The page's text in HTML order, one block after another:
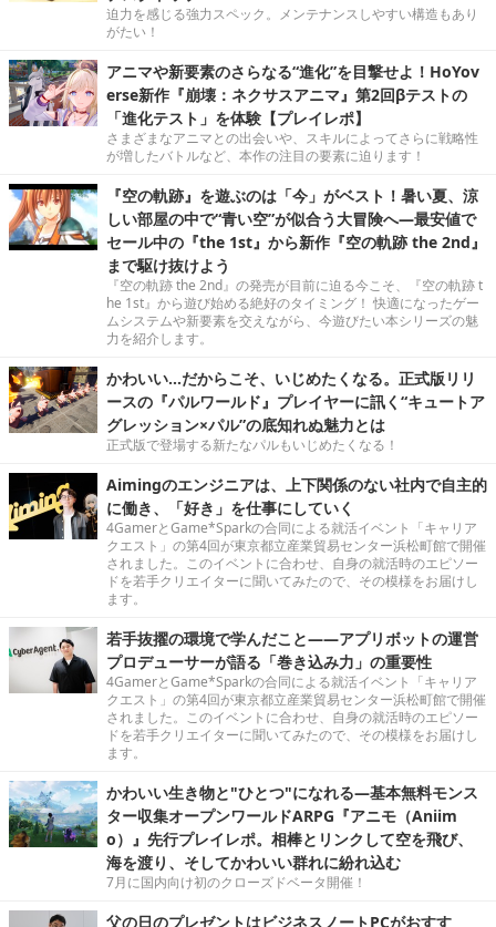
迫力を感じる強力スペック。メンテナンスしやすい構造もあり
がたい！
アニマや新要素のさらなる“進化”を目撃せよ！HoYov
erse新作『崩壊：ネクサスアニマ』第2回βテストの
「進化テスト」を体験【プレイレポ】
さまざまなアニマとの出会いや、スキルによってさらに戦略性
が増したバトルなど、本作の注目の要素に迫ります！
『空の軌跡』を遊ぶのは「今」がベスト！暑い夏、涼
しい部屋の中で“青い空”が似合う大冒険へ―最安値で
セール中の『the 1st』から新作『空の軌跡 the 2nd』
まで駆け抜けよう
『空の軌跡 the 2nd』の発売が目前に迫る今こそ、『空の軌跡 t
he 1st』から遊び始める絶好のタイミング！ 快適になったゲー
ムシステムや新要素を交えながら、今遊びたい本シリーズの魅
力を紹介します。
かわいい…だからこそ、いじめたくなる。正式版リリ
ースの『パルワールド』プレイヤーに訊く“キュートア
グレッション×パル”の底知れぬ魅力とは
正式版で登場する新たなパルもいじめたくなる！
Aimingのエンジニアは、上下関係のない社内で自主的
に働き、「好き」を仕事にしていく
4GamerとGame*Sparkの合同による就活イベント「キャリア
クエスト」の第4回が東京都立産業貿易センター浜松町館で開催
されました。このイベントに合わせ、自身の就活時のエピソー
ドを若手クリエイターに聞いてみたので、その模様をお届けし
ます。
若手抜擢の環境で学んだこと――アプリボットの運営
プロデューサーが語る「巻き込み力」の重要性
4GamerとGame*Sparkの合同による就活イベント「キャリア
クエスト」の第4回が東京都立産業貿易センター浜松町館で開催
されました。このイベントに合わせ、自身の就活時のエピソー
ドを若手クリエイターに聞いてみたので、その模様をお届けし
ます。
かわいい生き物と"ひとつ"になれる―基本無料モンス
ター収集オープンワールドARPG『アニモ（Aniim
o）』先行プレイレポ。相棒とリンクして空を飛び、
海を渡り、そしてかわいい群れに紛れ込む
7月に国内向け初のクローズドベータ開催！
父の日のプレゼントはビジネスノートPCがおすす